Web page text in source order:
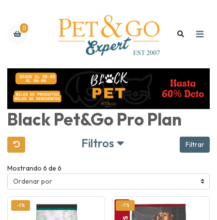
0
Black Pet&Go Pro Plan
Filtros Filtrar
Mostrando 6 de 6
-5% -7%